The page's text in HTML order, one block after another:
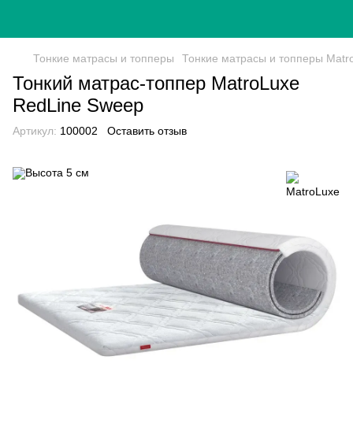
Тонкие матрасы и топперы Тонкие матрасы и топперы
Тонкий матрас-топпер MatroLuxe
RedLine Sweep
Артикул: 100002 Оставить отзыв